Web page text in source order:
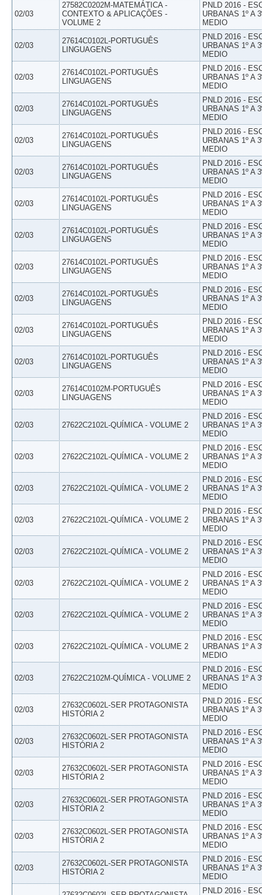
02/03
27582C0202M-MATEMÁTICA -
CONTEXTO & APLICAÇÕES -
VOLUME 2
PNLD 2016 -
URBANAS 1º A
MEDIO
02/03
27614C0102L-PORTUGUÊS
LINGUAGENS
PNLD 2016 -
URBANAS 1º A
MEDIO
02/03
27614C0102L-PORTUGUÊS
LINGUAGENS
PNLD 2016 -
URBANAS 1º A
MEDIO
02/03
27614C0102L-PORTUGUÊS
LINGUAGENS
PNLD 2016 -
URBANAS 1º A
MEDIO
02/03
27614C0102L-PORTUGUÊS
LINGUAGENS
PNLD 2016 -
URBANAS 1º A
MEDIO
02/03
27614C0102L-PORTUGUÊS
LINGUAGENS
PNLD 2016 -
URBANAS 1º A
MEDIO
02/03
27614C0102L-PORTUGUÊS
LINGUAGENS
PNLD 2016 -
URBANAS 1º A
MEDIO
02/03
27614C0102L-PORTUGUÊS
LINGUAGENS
PNLD 2016 -
URBANAS 1º A
MEDIO
02/03
27614C0102L-PORTUGUÊS
LINGUAGENS
PNLD 2016 -
URBANAS 1º A
MEDIO
02/03
27614C0102L-PORTUGUÊS
LINGUAGENS
PNLD 2016 -
URBANAS 1º A
MEDIO
02/03
27614C0102L-PORTUGUÊS
LINGUAGENS
PNLD 2016 -
URBANAS 1º A
MEDIO
02/03
27614C0102L-PORTUGUÊS
LINGUAGENS
PNLD 2016 -
URBANAS 1º A
MEDIO
02/03
27614C0102M-PORTUGUÊS
LINGUAGENS
PNLD 2016 -
URBANAS 1º A
MEDIO
02/03 27622C2102L-QUÍMICA - VOLUME 2
PNLD 2016 -
URBANAS 1º A
MEDIO
02/03 27622C2102L-QUÍMICA - VOLUME 2
PNLD 2016 -
URBANAS 1º A
MEDIO
02/03 27622C2102L-QUÍMICA - VOLUME 2
PNLD 2016 -
URBANAS 1º A
MEDIO
02/03 27622C2102L-QUÍMICA - VOLUME 2
PNLD 2016 -
URBANAS 1º A
MEDIO
02/03 27622C2102L-QUÍMICA - VOLUME 2
PNLD 2016 -
URBANAS 1º A
MEDIO
02/03 27622C2102L-QUÍMICA - VOLUME 2
PNLD 2016 -
URBANAS 1º A
MEDIO
02/03 27622C2102L-QUÍMICA - VOLUME 2
PNLD 2016 -
URBANAS 1º A
MEDIO
02/03 27622C2102L-QUÍMICA - VOLUME 2
PNLD 2016 -
URBANAS 1º A
MEDIO
02/03 27622C2102M-QUÍMICA - VOLUME 2
PNLD 2016 -
URBANAS 1º A
MEDIO
02/03
27632C0602L-SER PROTAGONISTA
HISTÓRIA 2
PNLD 2016 -
URBANAS 1º A
MEDIO
02/03
27632C0602L-SER PROTAGONISTA
HISTÓRIA 2
PNLD 2016 -
URBANAS 1º A
MEDIO
02/03
27632C0602L-SER PROTAGONISTA
HISTÓRIA 2
PNLD 2016 -
URBANAS 1º A
MEDIO
02/03
27632C0602L-SER PROTAGONISTA
HISTÓRIA 2
PNLD 2016 -
URBANAS 1º A
MEDIO
02/03
27632C0602L-SER PROTAGONISTA
HISTÓRIA 2
PNLD 2016 -
URBANAS 1º A
MEDIO
02/03
27632C0602L-SER PROTAGONISTA
HISTÓRIA 2
PNLD 2016 -
URBANAS 1º A
MEDIO
PNLD 2016 -